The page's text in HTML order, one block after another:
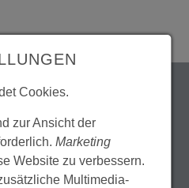
Württemberg
Rechts
Cookies.
zur Ansicht der
Marketing
Website zu verbessern.
Multimedia-